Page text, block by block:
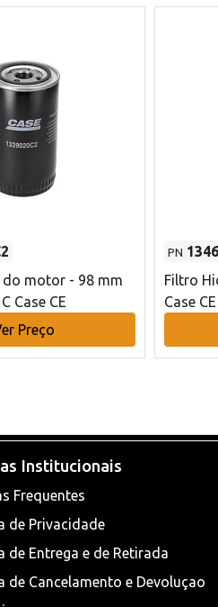
do motor - 98 mm
Case CE
Preço
PN
Filtro
Case CE
Institucionais
Frequentes
de Privacidade
de Entrega e de Retirada
de Cancelamento e Devoluçao